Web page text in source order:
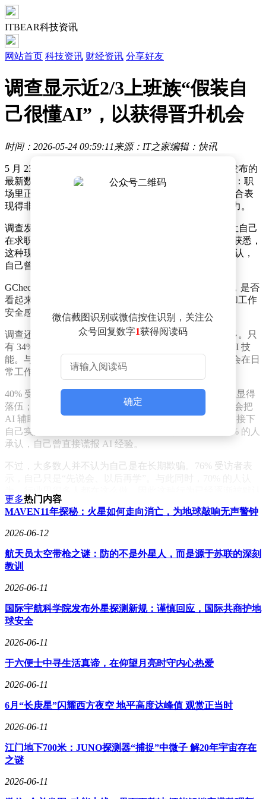
ITBEAR科技资讯
网站首页 科技资讯 财经资讯 分享好友
调查显示近2/3上班族“假装自
己很懂AI”，以获得晋升机会
时间：2026-05-24 09:59:11 来源：IT之家编辑：快讯
5 月 23 日消息，据外媒 TechRadar 今晚报道，GCheck 发布的
最新数据显示，越来越多职场人正在“假装自己很懂 AI”：职
场里正在出现所谓的“AI 信心鸿沟”：很多员工在公开场合表
现得非常懂 AI，但私下其实并不真正相信自己的 AI 能力。
调查发现，63% 员工承认，自己曾夸大 AI 技能，希望让自己
在求职、晋升或工作竞争中显得更有优势。还从调查中获悉，
这种现象在 Z 世代群体中尤其明显。80% 的年轻员工承认，
自己曾包装或夸大 AI 能力。
GCheck 首席执行官霍曼 · 阿哈万表示：“现在的职场里，是否
看起来具备 AI 能力，已经越来越直接关系到就业机会和工作
安全感。”
调查还发现，真正对自己 AI 能力有信心的人其实并不多。只
有 34% 员工认为，自己确实能够完成所有声称掌握的 AI 技
能。与此同时，许多人不仅会在简历上“包装”自己，还会在日
常工作中持续维持这种形象。
40% 受访者承认，会在会议中故意表现得很懂 AI，以免显得
落伍；33% 的人会默认同事高估自己的能力；25% 的人会把
AI 辅助完成的成果完全算作个人成绩；18% 的人会主动接下
自己实际上并不具备能力完成的 AI 相关任务；还有 16% 的人
承认，自己曾直接谎报 AI 经验。
不过，大多数人并不认为自己是在长期欺骗。76% 受访者表
成一种职场常态。
更好的工作，很多时候更像是一种焦虑驱动下的自我保护。
69% 受访者担心，未来两年内，AI 会取代自己目前部分工作
内容；52% 的人担心，一旦出现裁员，自己会因为 AI 能力不
足而缺乏竞争力；还有 46% 的人害怕，如果学不会 AI，最终
这种焦虑甚至开始影响员工日常行为。53% 的人会故意选择
工具确实有帮助，也会嘴上否认其价值。阿哈万表示：“这种
认知落差，会给企业带来风险，也会让努力跟上变化的员工陷
入更大不确定性。”
调查同时显示，很多企业其实并没有真正核实员工 AI 能力。
64% 受访者表示，公司从未检查过自己的 AI 技能是否属实。
因此，越来越多员工开始希望企业能够更透明地说明 AI 能力
如何被审核；29% 的人则表示，如果企业能够提前说明检查
方式，自己会更诚实地描述能力水平。
GCheck 认为，当下越来越多员工担心自己会被 AI 淘汰，因
微信截图识别或微信按住识别，关注公
众号回复数字1获得阅读码
确定
更多热门内容
MAVEN11年探秘：火星如何走向消亡，为地球敲响无声警钟
2026-06-12
航天员太空带枪之谜：防的不是外星人，而是源于苏联的深刻
教训
2026-06-11
国际宇航科学院发布外星探测新规：谨慎回应，国际共商护地
球安全
2026-06-11
于六便士中寻生活真谛，在仰望月亮时守内心热爱
2026-06-11
6月“长庚星”闪耀西方夜空 地平高度达峰值 观赏正当时
2026-06-11
江门地下700米：JUNO探测器“捕捉”中微子 解20年宇宙存在
之谜
2026-06-11